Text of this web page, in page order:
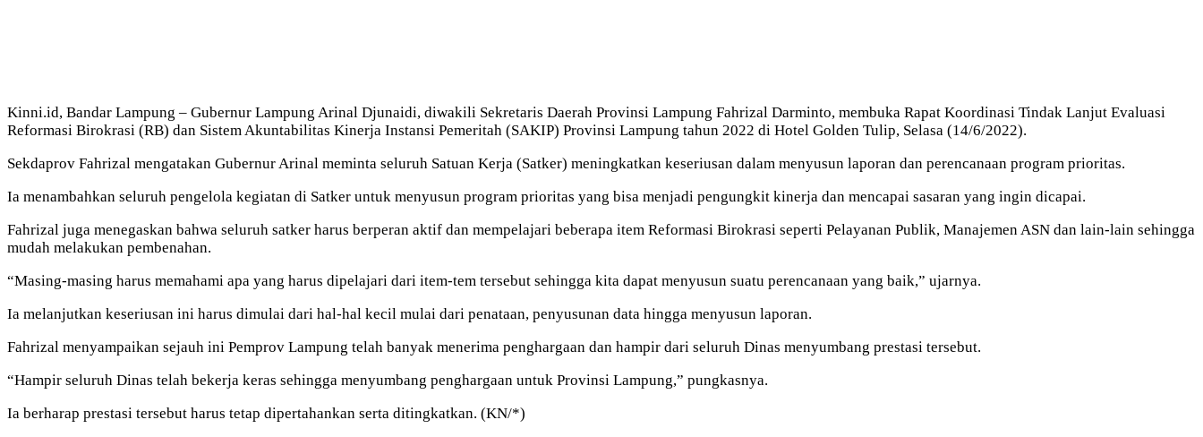
Kinni.id, Bandar Lampung – Gubernur Lampung Arinal Djunaidi, diwakili Sekretaris Daerah Provinsi Lampung Fahrizal Darminto, membuka Rapat Koordinasi Tindak Lanjut Evaluasi
Reformasi Birokrasi (RB) dan Sistem Akuntabilitas Kinerja Instansi Pemeritah (SAKIP) Provinsi Lampung tahun 2022 di Hotel Golden Tulip, Selasa (14/6/2022).
Sekdaprov Fahrizal mengatakan Gubernur Arinal meminta seluruh Satuan Kerja (Satker) meningkatkan keseriusan dalam menyusun laporan dan perencanaan program prioritas.
Ia menambahkan seluruh pengelola kegiatan di Satker untuk menyusun program prioritas yang bisa menjadi pengungkit kinerja dan mencapai sasaran yang ingin dicapai.
Fahrizal juga menegaskan bahwa seluruh satker harus berperan aktif dan mempelajari beberapa item Reformasi Birokrasi seperti Pelayanan Publik, Manajemen ASN dan lain-lain sehingga
mudah melakukan pembenahan.
“Masing-masing harus memahami apa yang harus dipelajari dari item-tem tersebut sehingga kita dapat menyusun suatu perencanaan yang baik,” ujarnya.
Ia melanjutkan keseriusan ini harus dimulai dari hal-hal kecil mulai dari penataan, penyusunan data hingga menyusun laporan.
Fahrizal menyampaikan sejauh ini Pemprov Lampung telah banyak menerima penghargaan dan hampir dari seluruh Dinas menyumbang prestasi tersebut.
“Hampir seluruh Dinas telah bekerja keras sehingga menyumbang penghargaan untuk Provinsi Lampung,” pungkasnya.
Ia berharap prestasi tersebut harus tetap dipertahankan serta ditingkatkan. (KN/*)